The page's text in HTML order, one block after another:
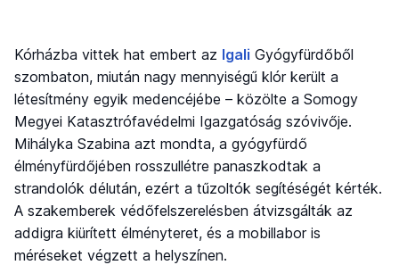
Kórházba vittek hat embert az Igali Gyógyfürdőből
szombaton, miután nagy mennyiségű klór került a
létesítmény egyik medencéjébe – közölte a Somogy
Megyei Katasztrófavédelmi Igazgatóság szóvivője.
Mihályka Szabina azt mondta, a gyógyfürdő
élményfürdőjében rosszullétre panaszkodtak a
strandolók délután, ezért a tűzoltók segítéségét kérték.
A szakemberek védőfelszerelésben átvizsgálták az
addigra kiürített élményteret, és a mobillabor is
méréseket végzett a helyszínen.